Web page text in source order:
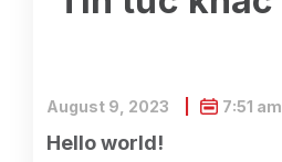
Hello world!
August 9, 2023 7:51 am